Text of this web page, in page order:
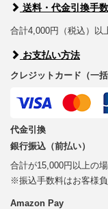
送料・代金引換手
合計4,000円（税込）以
お支払い方法
クレジットカード（一括
代金引換
銀行振込（前払い）
合計が15,000円以上の
※振込手数料はお客様負
Amazon Pay